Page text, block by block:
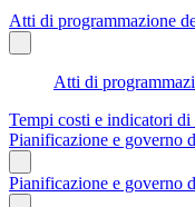
Atti di programmazione
Atti di
Tempi costi e indicatori
Pianificazione e governo
Pianificazione e governo